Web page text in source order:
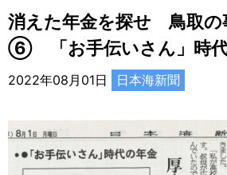
消えた年金を探せ 鳥取
⑥ 「お手伝いさん」時
2022年08月01日 日本海新聞